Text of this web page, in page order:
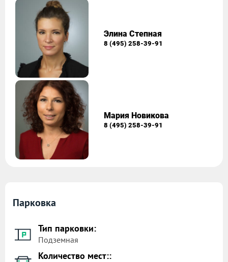
Элина Степная
8 (495) 258-39-91
Мария Новикова
8 (495) 258-39-91
Парковка
Тип парковки:
Подземная
Количество мест::